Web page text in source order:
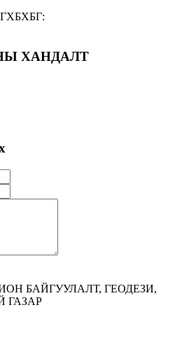
ГХБХБГ:
ХАНДАЛТ
БАЙГУУЛАЛТ, ГЕОДЕЗИ,
ГАЗАР